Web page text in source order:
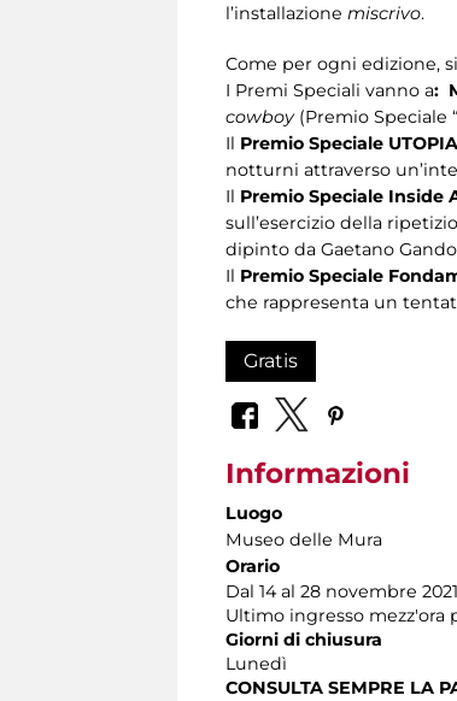
l’installazione miscrivo.
Come per ogni edizione,
I Premi Speciali vanno a:
cowboy(Premio Speciale
Il Premio Speciale UTOPIA
notturni attraverso
Il Premio Speciale Inside
sull’esercizio della
dipinto da Gaetano
Il Premio Speciale
che rappresenta un
Gratis
Informazioni
Luogo
Museo delle Mura
Orario
Dal 14 al 28 novembre
Ultimo ingresso mezz'ora
Giorni di chiusura
Lunedì
CONSULTA SEMPRE LA